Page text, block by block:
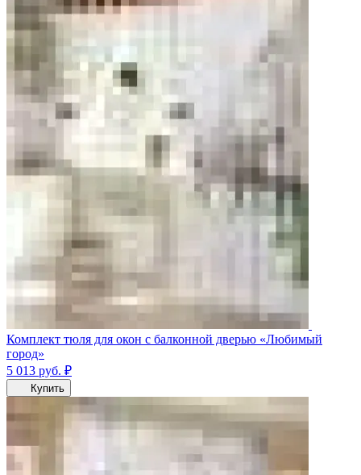
Комплект тюля для окон с балконной дверью «Любимый
город»
5 013 руб. ₽
Купить